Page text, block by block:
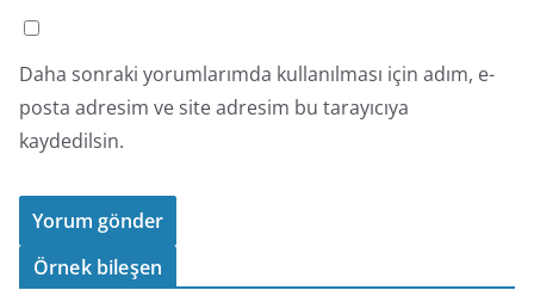
Daha sonraki yorumlarımda kullanılması için adım, e-
posta adresim ve site adresim bu tarayıcıya
kaydedilsin.
Örnek bileşen